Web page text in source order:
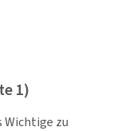
1)
Wichtige zu